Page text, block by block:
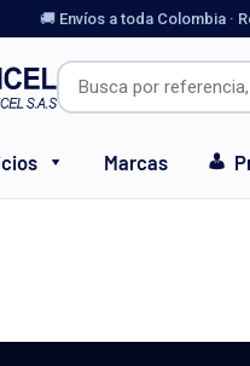
🚚 Envíos a toda Colombia ·
Marcas